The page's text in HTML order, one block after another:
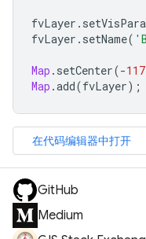
fvLayer .
fvLayer . setName(
Map . setCenter(-
Map .add(fvLayer);
在代码编辑器中打开
GitHub
Medium